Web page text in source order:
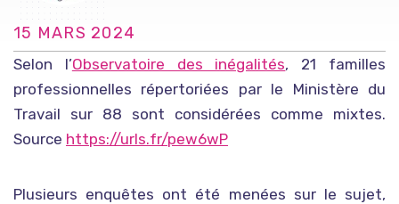
15 MARS 2024
Selon l’Observatoire des inégalités, 21 familles
professionnelles répertoriées par le Ministère du
Travail sur 88 sont considérées comme mixtes.
Source https://urls.fr/pew6wP
Plusieurs enquêtes ont été menées sur le sujet,